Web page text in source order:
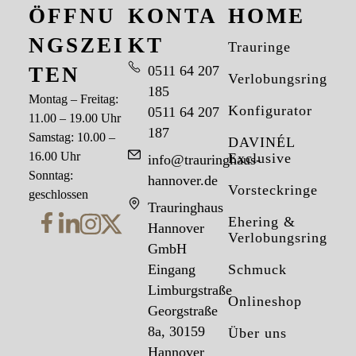
HOME
Trauringe
Verlobungsringe
Konfigurator
DAVINÉL
Exclusive
Vorsteckringe
Ehering &
Verlobungsring
Schmuck
Onlineshop
Über uns
KONTA
KT
0511 64 207
185
0511 64 207
187
info@trauringhaus-
hannover.de
Trauringhaus
Hannover
GmbH
Eingang
Limburgstraße
Georgstraße
8a, 30159
Hannover
ÖFFNU
NGSZEI
TEN
Montag – Freitag:
11.00 – 19.00 Uhr
Samstag: 10.00 –
16.00 Uhr
Sonntag:
geschlossen